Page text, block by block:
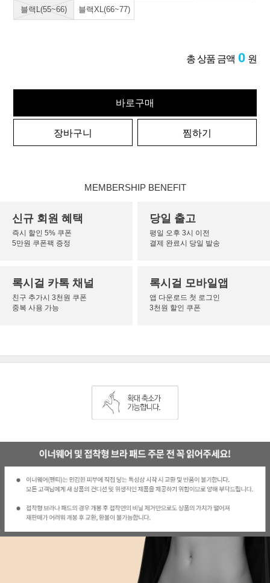
블랙L(55~66) 블랙XL(66~77)
총 상품 금액 0 원
바로구매
장바구니 찜하기
MEMBERSHIP BENEFIT
신규 회원 혜택
즉시 할인 5% 쿠폰
5만원 쿠폰팩 증정
당일 출고
평일 오후 3시 이전
결제 완료시 당일 발송
록시걸 카톡 채널
친구 추가시 3천원 쿠폰
중복 사용 가능
록시걸 모바일앱
앱 다운로드 첫 로그인
3천원 할인 쿠폰